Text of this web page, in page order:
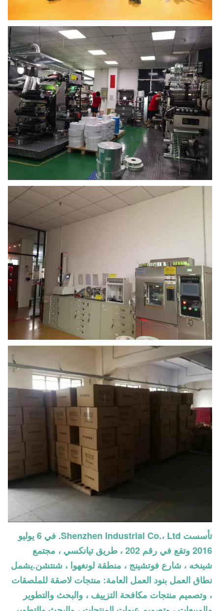
تأسست Shenzhen Industrial Co.، Ltd. في 6 يوليو
2016 وتقع في رقم 202 ، طريق تيانكسي ، مجتمع
شينخه ، شارع فوتشينج ، منطقة لونغهوا ، شنتشن.يشمل
نطاق العمل بنود العمل العامة: منتجات لاصقة للملصقات
، وتصميم منتجات مكافحة التزييف ، والبحث والتطوير